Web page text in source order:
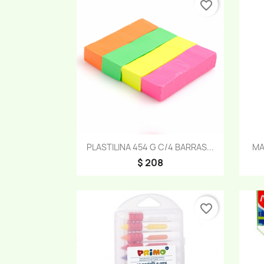
PLASTILINA 454 G C/4 BARRAS...
$ 208
Vista rápida
favorite_border
favorite_border